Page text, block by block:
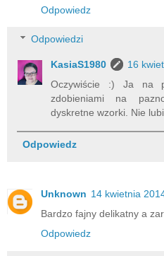
Odpowiedz
Odpowiedzi
KasiaS1980
16
Oczywiście :) Ja na
zdobieniami na
dyskretne wzorki. Nie
Odpowiedz
Unknown 14 kwietnia
Bardzo fajny delikatny a
Odpowiedz